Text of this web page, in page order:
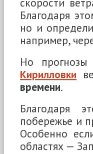
Благодаря
но и
например,
Но
Кирилловки
времени.
Благодаря
побережье и
Особенно
областях —